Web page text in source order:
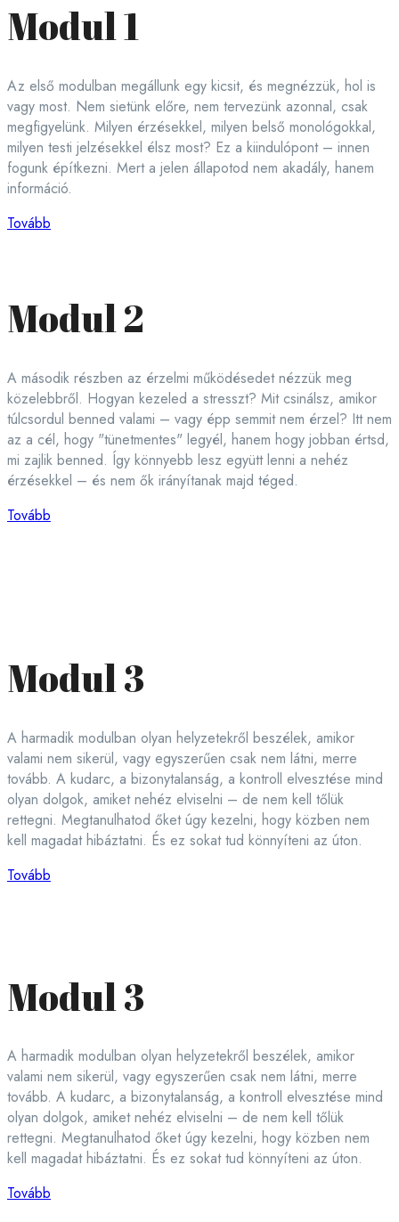
Modul 1
Az első modulban megállunk egy kicsit, és megnézzük, hol is
vagy most. Nem sietünk előre, nem tervezünk azonnal, csak
megfigyelünk. Milyen érzésekkel, milyen belső monológokkal,
milyen testi jelzésekkel élsz most? Ez a kiindulópont – innen
fogunk építkezni. Mert a jelen állapotod nem akadály, hanem
információ.
Tovább
Modul 2
A második részben az érzelmi működésedet nézzük meg
közelebbről. Hogyan kezeled a stresszt? Mit csinálsz, amikor
túlcsordul benned valami – vagy épp semmit nem érzel? Itt nem
az a cél, hogy "tünetmentes" legyél, hanem hogy jobban értsd,
mi zajlik benned. Így könnyebb lesz együtt lenni a nehéz
érzésekkel – és nem ők irányítanak majd téged.
Tovább
Modul 3
A harmadik modulban olyan helyzetekről beszélek, amikor
valami nem sikerül, vagy egyszerűen csak nem látni, merre
tovább. A kudarc, a bizonytalanság, a kontroll elvesztése mind
olyan dolgok, amiket nehéz elviselni – de nem kell tőlük
rettegni. Megtanulhatod őket úgy kezelni, hogy közben nem
kell magadat hibáztatni. És ez sokat tud könnyíteni az úton.
Tovább
Modul 3
A harmadik modulban olyan helyzetekről beszélek, amikor
valami nem sikerül, vagy egyszerűen csak nem látni, merre
tovább. A kudarc, a bizonytalanság, a kontroll elvesztése mind
olyan dolgok, amiket nehéz elviselni – de nem kell tőlük
rettegni. Megtanulhatod őket úgy kezelni, hogy közben nem
kell magadat hibáztatni. És ez sokat tud könnyíteni az úton.
Tovább